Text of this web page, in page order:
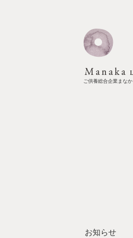
ご供養総合企業まなか
お知らせ